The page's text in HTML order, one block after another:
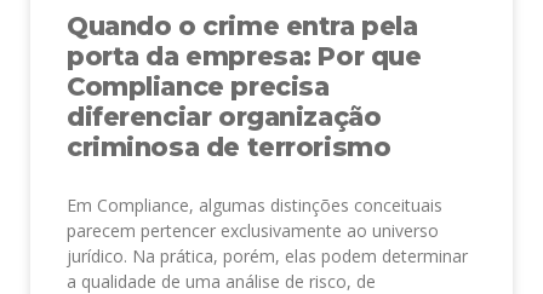
Quando o crime entra pela
porta da empresa: Por que
Compliance precisa
diferenciar organização
criminosa de terrorismo
Em Compliance, algumas distinções conceituais
parecem pertencer exclusivamente ao universo
jurídico. Na prática, porém, elas podem determinar
a qualidade de uma análise de risco, de